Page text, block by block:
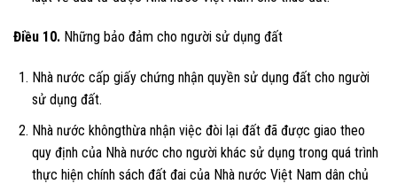
Điều 10. Những bảo đảm cho người sử dụng đất
Nhà nước cấp giấy chứng nhận quyền sử dụng đất cho người
sử dụng đất.
Nhà nước khôngthừa nhận việc đòi lại đất đã được giao theo
quy định của Nhà nước cho người khác sử dụng trong quá trình
thực hiện chính sách đất đai của Nhà nước Việt Nam dân chủ